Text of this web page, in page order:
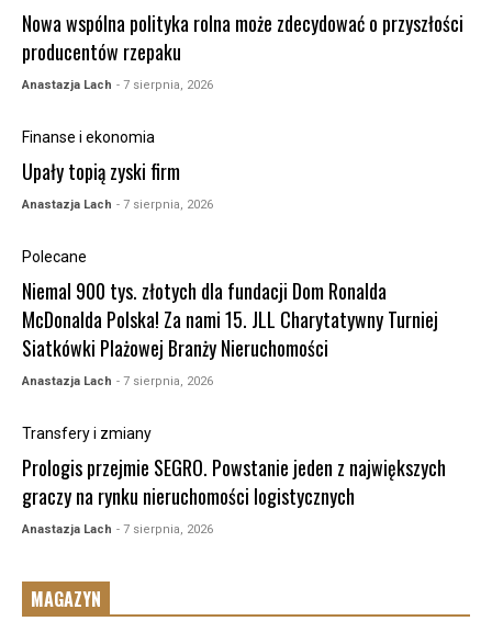
Nowa wspólna polityka rolna może zdecydować o przyszłości
producentów rzepaku
Anastazja Lach - 7 sierpnia, 2026
Finanse i ekonomia
Upały topią zyski firm
Anastazja Lach - 7 sierpnia, 2026
Polecane
Niemal 900 tys. złotych dla fundacji Dom Ronalda
McDonalda Polska! Za nami 15. JLL Charytatywny Turniej
Siatkówki Plażowej Branży Nieruchomości
Anastazja Lach - 7 sierpnia, 2026
Transfery i zmiany
Prologis przejmie SEGRO. Powstanie jeden z największych
graczy na rynku nieruchomości logistycznych
Anastazja Lach - 7 sierpnia, 2026
MAGAZYN